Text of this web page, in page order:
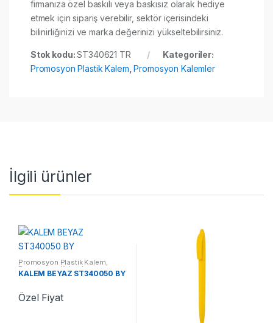
firmanıza özel baskılı veya baskısız olarak hediye
etmek için sipariş verebilir, sektör içerisindeki
bilinirliğinizi ve marka değerinizi yükseltebilirsiniz.
Stok kodu:ST340621 TR
Kategoriler:
Promosyon Plastik Kalem ,Promosyon Kalemler
İlgili ürünler
Promosyon Plastik Kalem,
Promosyon Kalemler
KALEM BEYAZ ST340050 BY
Özel Fiyat